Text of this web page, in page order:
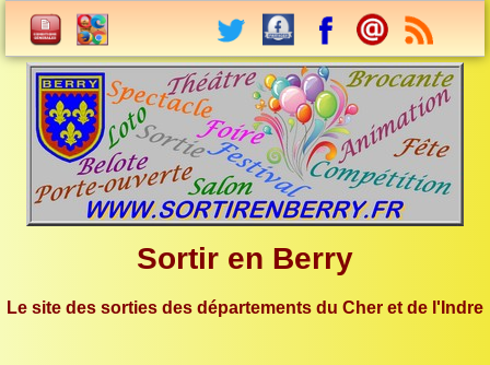
Sortir en Berry
Le site des sorties des départements du Cher et de l'Indre